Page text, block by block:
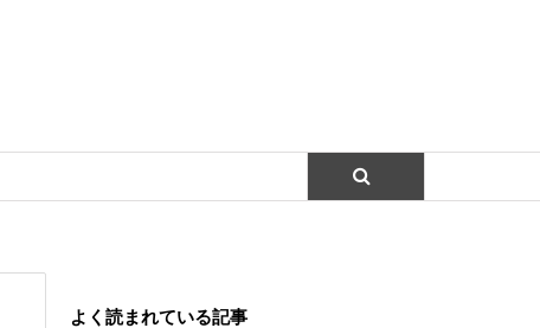
よく読まれている記事